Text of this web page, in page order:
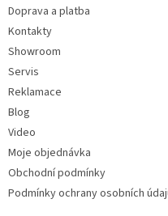
Doprava a platba
Kontakty
Showroom
Servis
Reklamace
Blog
Video
Moje objednávka
Obchodní podmínky
Podmínky ochrany osobních